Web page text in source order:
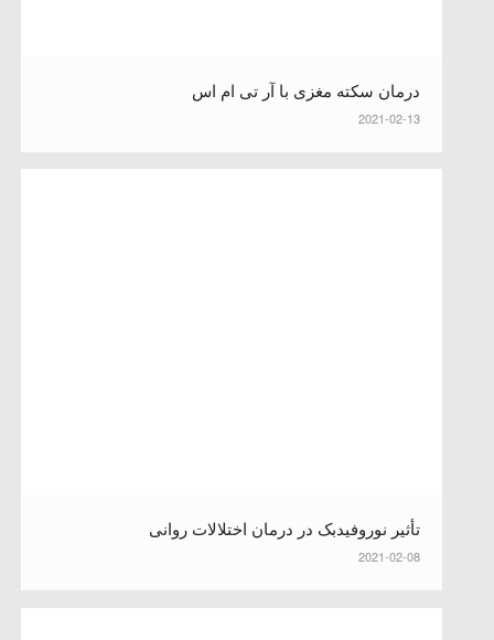
درمان سکته مغزی با آر تی ام اس
2021-02-13
تأثیر نوروفیدبک در درمان اختلالات روانی
2021-02-08